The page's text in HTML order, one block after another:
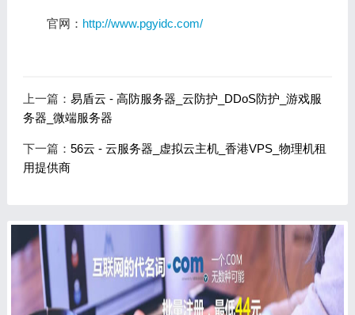
官网： http://www.pgyidc.com/
上一篇： 易盾云 - 高防服务器_云防护_DDoS防护_游戏服
务器_微端服务器
下一篇： 56云 - 云服务器_虚拟云主机_香港VPS_物理机租
用提供商